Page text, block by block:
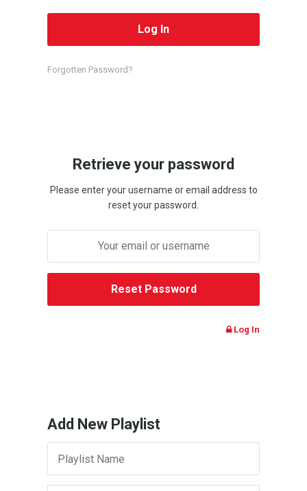
Forgotten Password?
Retrieve your password
Please enter your username or email address to
reset your password.
Log In
Add New Playlist